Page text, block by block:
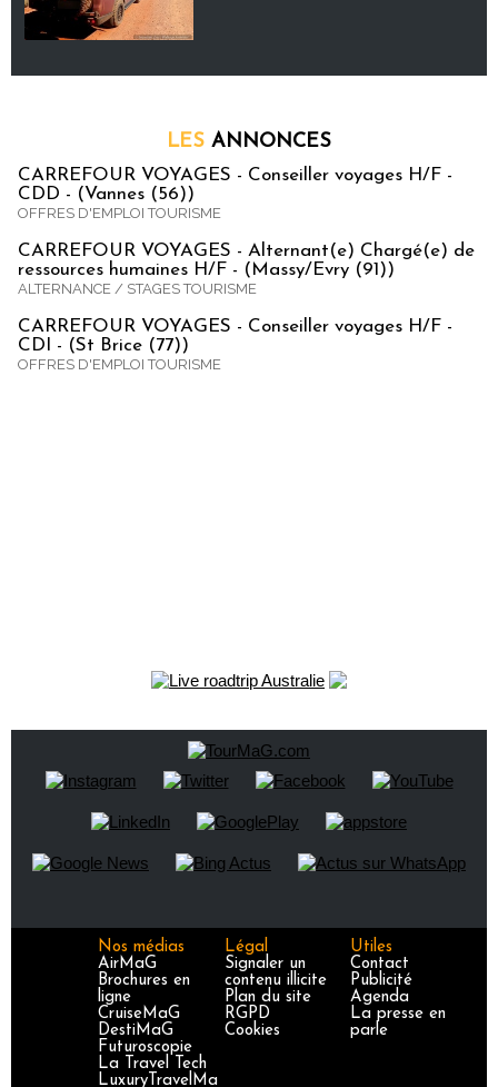
LES ANNONCES
CARREFOUR VOYAGES - Conseiller voyages H/F -
CDD - (Vannes (56))
OFFRES D'EMPLOI TOURISME
CARREFOUR VOYAGES - Alternant(e) Chargé(e) de
ressources humaines H/F - (Massy/Evry (91))
ALTERNANCE / STAGES TOURISME
CARREFOUR VOYAGES - Conseiller voyages H/F -
CDI - (St Brice (77))
OFFRES D'EMPLOI TOURISME
Nos médias
AirMaG
Brochures en
ligne
CruiseMaG
DestiMaG
Futuroscopie
La Travel Tech
LuxuryTravelMa
Légal
Signaler un
contenu illicite
Plan du site
RGPD
Cookies
Utiles
Contact
Publicité
Agenda
La presse en
parle